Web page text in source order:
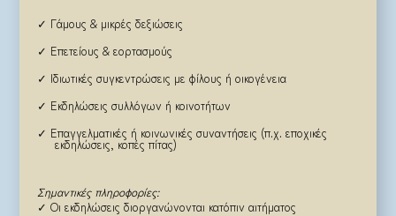
✓ Γάμους & μικρές δεξιώσεις
✓ Επετείους & εορτασμούς
✓ Ιδιωτικές συγκεντρώσεις με φίλους ή οικογένεια
✓ Εκδηλώσεις συλλόγων ή κοινοτήτων
✓ Επαγγελματικές ή κοινωνικές συναντήσεις (π.χ. εποχικές
εκδηλώσεις, κοπές πίτας)
Σημαντικές πληροφορίες:
✓ Οι εκδηλώσεις διοργανώνονται κατόπιν αιτήματος